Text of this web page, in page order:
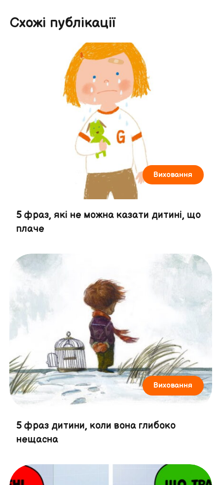
Схожі публікації
Виховання
5 фраз, які не можна казати дитині, що
плаче
Виховання
5 фраз дитини, коли вона глибоко
нещасна